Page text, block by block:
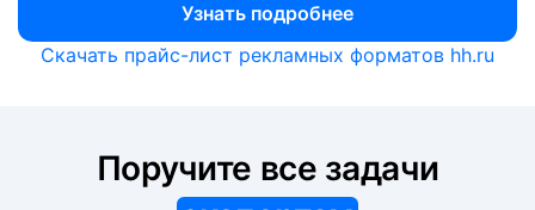
Узнать подробнее
Скачать прайс-лист рекламных форматов hh.ru